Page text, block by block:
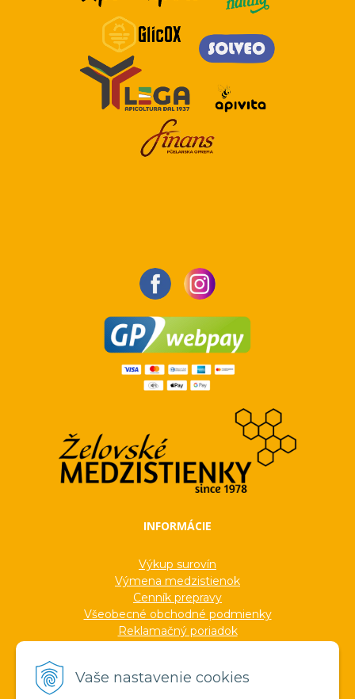
Vaše nastavenie cookies
INFORMÁCIE
Výkup surovín
Výmena medzistienok
Cenník prepravy
Všeobecné obchodné podmienky
Reklamačný poriadok
Formuláre